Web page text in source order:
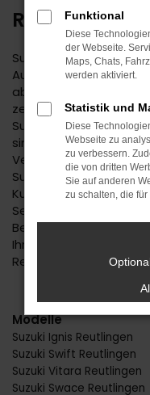
REUTLINGEN
Suzuki ist ein
Autobauer steht
aber immer auch für
zeitgemäße
Suzuki für Ihre
sind ein
Verwurzelung. Seit
Suzuki einen der
Kunden aus
Service und die
Beratung. Wir haben
Ihre Anliegen und
Reutlingen oder in die
Modelle
Suzuki Ignis Reutlingen
Suzuki Swift Reutlingen
Suzuki Vitara Reutlingen
Suzuki Swace Reutlingen
Funktional
Diese
der Webseite.
Maps, Chats,
werden aktiviert.
Statistik und
Diese
Webseite zu
zu verbessern.
die von dritten
Sie auf anderen
zu schalten, die